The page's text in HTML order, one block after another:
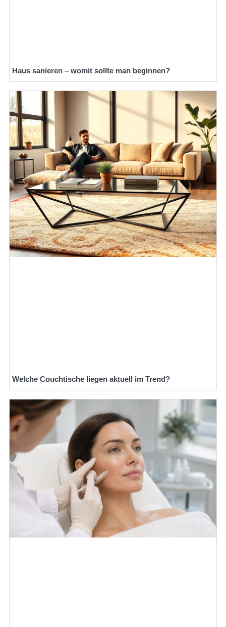
Haus sanieren – womit sollte man beginnen?
Welche Couchtische liegen aktuell im Trend?